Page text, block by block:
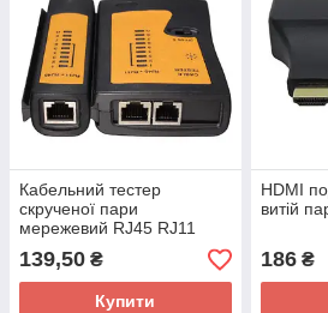
Кабельний тестер
скрученої пари
мережевий RJ45 RJ11
139,50 ₴
Купити
HDMI
витій
186₴